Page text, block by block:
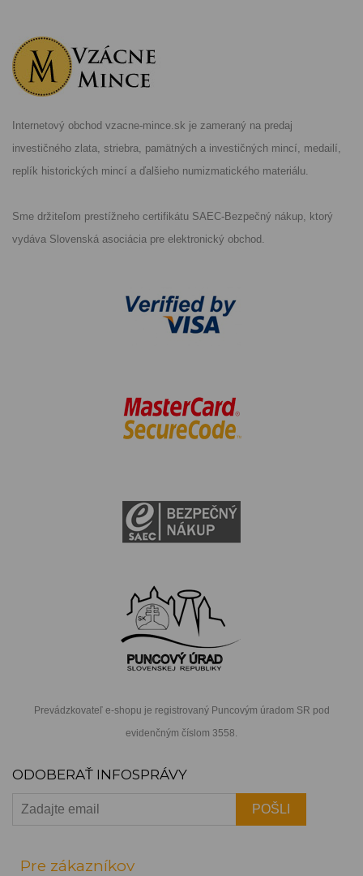
Internetový obchod vzacne-mince.sk je zameraný na predaj
investičného zlata, striebra, pamätných a investičných mincí, medailí,
replík historických mincí a ďalšieho numizmatického materiálu.
Sme držiteľom prestížneho certifikátu SAEC-Bezpečný nákup, ktorý
vydáva Slovenská asociácia pre elektronický obchod.
Prevádzkovateľ e-shopu je registrovaný Puncovým úradom SR pod
evidenčným číslom 3558.
ODOBERAŤ INFOSPRÁVY
Pre zákazníkov